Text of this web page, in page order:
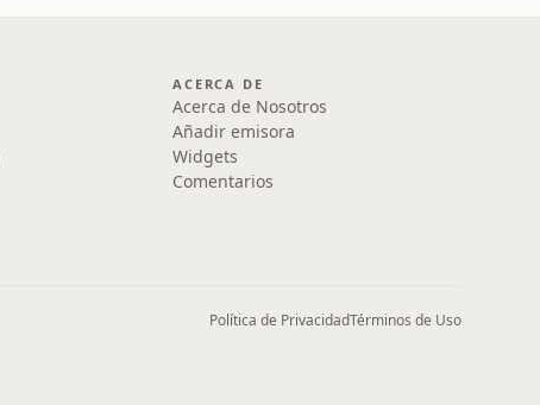
ACERCA DE
Acerca de Nosotros
Añadir emisora
Widgets
Comentarios
Política de PrivacidadTérminos de Uso